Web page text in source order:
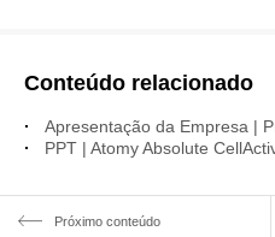
Conteúdo relacionado
PPT | Atomy Absolute
Próximo conteúdo